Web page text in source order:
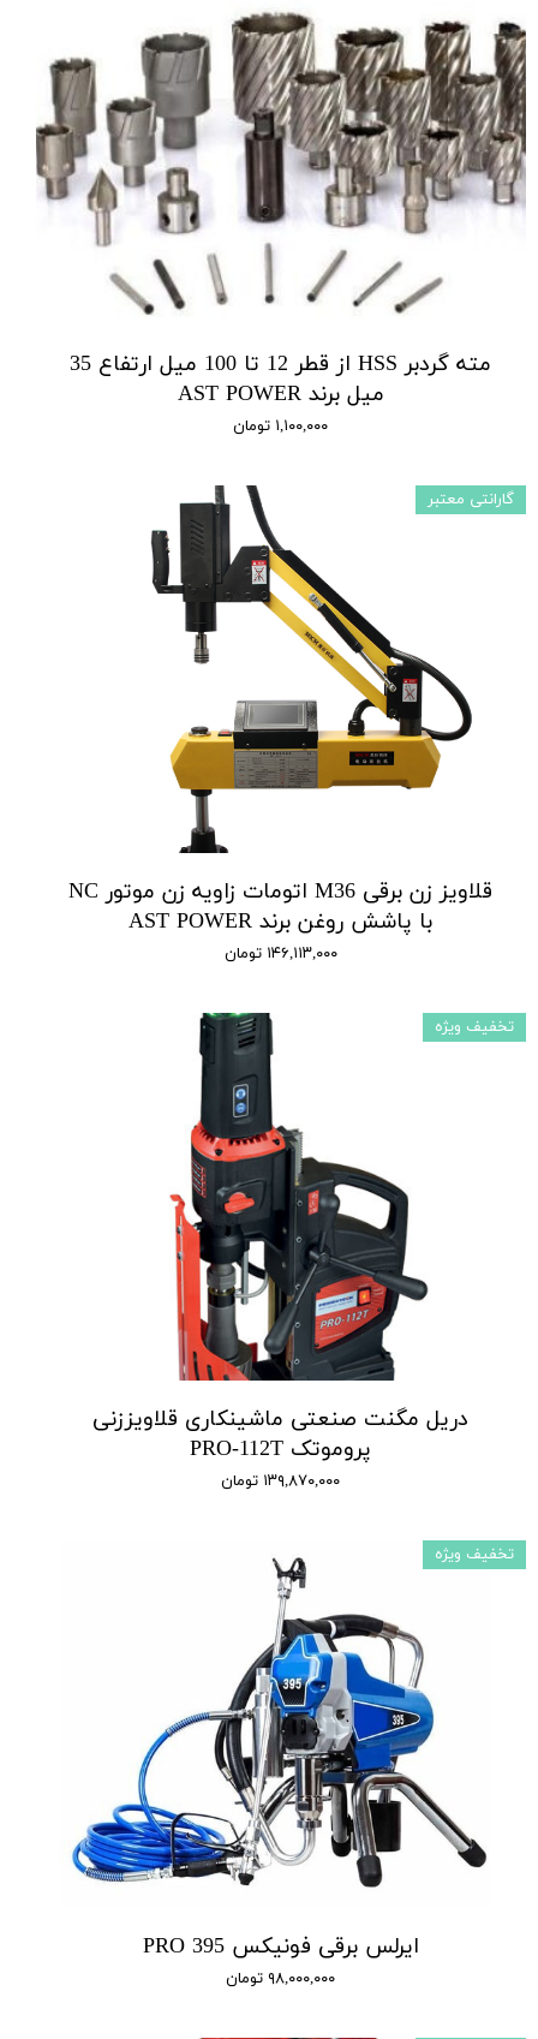
مته گردبر HSS از قطر 12 تا 100 میل ارتفاع 35
میل برند AST POWER
۱,۱۰۰,۰۰۰ تومان
قلاویز زن برقی M36 اتومات زاویه زن موتور NC
با پاشش روغن برند AST POWER
۱۴۶,۱۱۳,۰۰۰ تومان
گارانتی معتبر
دریل مگنت صنعتی ماشینکاری قلاویززنی
پروموتک PRO-112T
۱۳۹,۸۷۰,۰۰۰ تومان
تخفیف ویژه
ایرلس برقی فونیکس 395 PRO
۹۸,۰۰۰,۰۰۰ تومان
تخفیف ویژه